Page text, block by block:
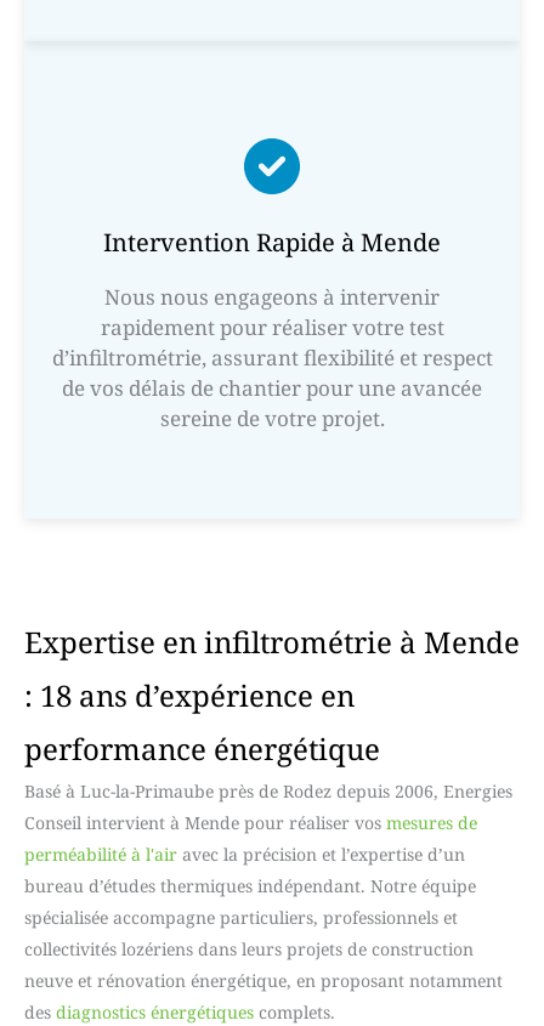
Intervention Rapide à Mende
Nous nous engageons à intervenir
rapidement pour réaliser votre test
d’infiltrométrie, assurant flexibilité et respect
de vos délais de chantier pour une avancée
sereine de votre projet.
Expertise en infiltrométrie à Mende
: 18 ans d’expérience en
performance énergétique
Basé à Luc-la-Primaube près de Rodez depuis 2006, Energies
Conseil intervient à Mende pour réaliser vos mesures de
perméabilité à l'air avec la précision et l’expertise d’un
bureau d’études thermiques indépendant. Notre équipe
spécialisée accompagne particuliers, professionnels et
collectivités lozériens dans leurs projets de construction
neuve et rénovation énergétique, en proposant notamment
des diagnostics énergétiques complets.